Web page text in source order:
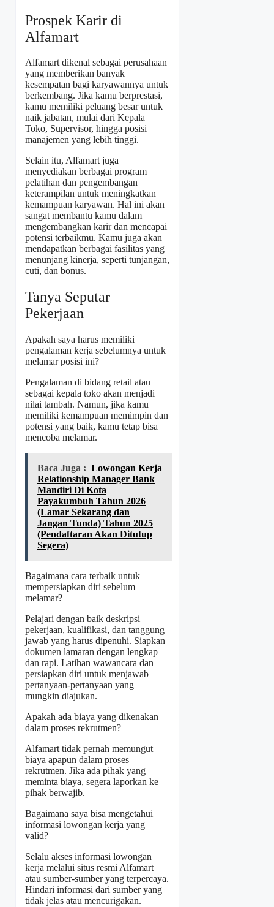
Prospek Karir di
Alfamart
Alfamart dikenal sebagai perusahaan
yang memberikan banyak
kesempatan bagi karyawannya untuk
berkembang. Jika kamu berprestasi,
kamu memiliki peluang besar untuk
naik jabatan, mulai dari Kepala
Toko, Supervisor, hingga posisi
manajemen yang lebih tinggi.
Selain itu, Alfamart juga
menyediakan berbagai program
pelatihan dan pengembangan
keterampilan untuk meningkatkan
kemampuan karyawan. Hal ini akan
sangat membantu kamu dalam
mengembangkan karir dan mencapai
potensi terbaikmu. Kamu juga akan
mendapatkan berbagai fasilitas yang
menunjang kinerja, seperti tunjangan,
cuti, dan bonus.
Tanya Seputar
Pekerjaan
Apakah saya harus memiliki
pengalaman kerja sebelumnya untuk
melamar posisi ini?
Pengalaman di bidang retail atau
sebagai kepala toko akan menjadi
nilai tambah. Namun, jika kamu
memiliki kemampuan memimpin dan
potensi yang baik, kamu tetap bisa
mencoba melamar.
Baca Juga : Lowongan Kerja
Relationship Manager Bank
Mandiri Di Kota
Payakumbuh Tahun 2026
(Lamar Sekarang dan
Jangan Tunda) Tahun 2025
(Pendaftaran Akan Ditutup
Segera)
Bagaimana cara terbaik untuk
mempersiapkan diri sebelum
melamar?
Pelajari dengan baik deskripsi
pekerjaan, kualifikasi, dan tanggung
jawab yang harus dipenuhi. Siapkan
dokumen lamaran dengan lengkap
dan rapi. Latihan wawancara dan
persiapkan diri untuk menjawab
pertanyaan-pertanyaan yang
mungkin diajukan.
Apakah ada biaya yang dikenakan
dalam proses rekrutmen?
Alfamart tidak pernah memungut
biaya apapun dalam proses
rekrutmen. Jika ada pihak yang
meminta biaya, segera laporkan ke
pihak berwajib.
Bagaimana saya bisa mengetahui
informasi lowongan kerja yang
valid?
Selalu akses informasi lowongan
kerja melalui situs resmi Alfamart
atau sumber-sumber yang terpercaya.
Hindari informasi dari sumber yang
tidak jelas atau mencurigakan.